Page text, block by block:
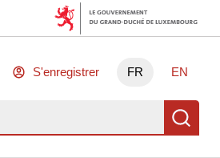
S'enregistrer FR EN